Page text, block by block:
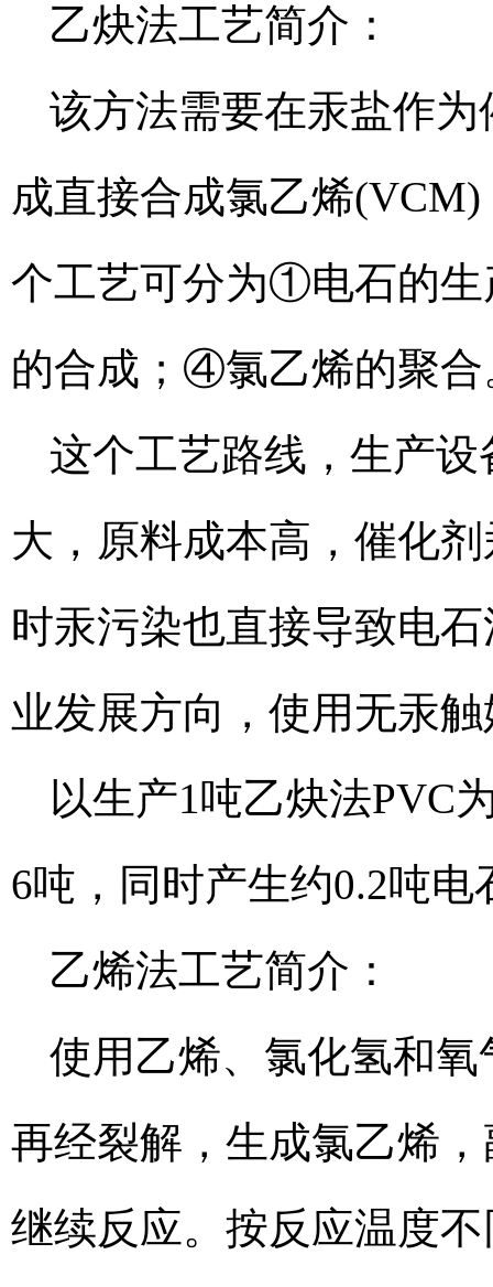
乙炔法工艺简介：
该方法需要在汞盐作
成直接合成氯乙烯
个工艺可分为①电石的
的合成；④氯乙烯的聚合
这个工艺路线，生产
大，原料成本高，催化
时汞污染也直接导致电
业发展方向，使用无汞
以生产1吨乙炔法PVC
6吨，同时产生约0.2吨
乙烯法工艺简介：
使用乙烯、氯化氢和
再经裂解，生成氯乙烯
继续反应。按反应温度